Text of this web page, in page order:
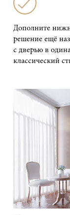
Дополните
решение ещё
с дверью в
классический